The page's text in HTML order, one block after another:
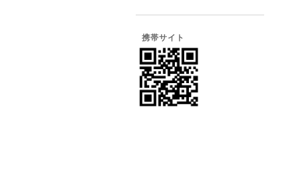
携帯サイト